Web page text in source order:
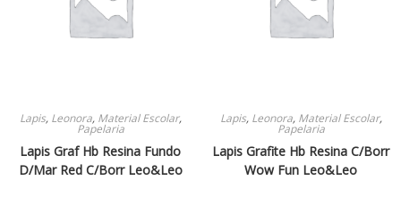
Lapis, Leonora, Material Escolar,
Papelaria
Lapis Graf Hb Resina Fundo
D/Mar Red C/Borr Leo&Leo
Lapis, Leonora, Material Escolar,
Papelaria
Lapis Grafite Hb Resina C/Borr
Wow Fun Leo&Leo